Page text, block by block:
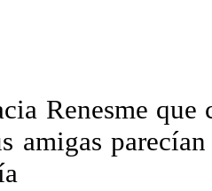
Renesme que
amigas